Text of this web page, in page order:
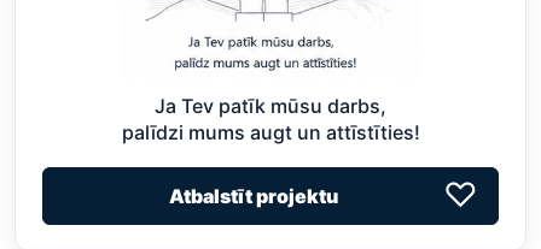
Ja Tev patīk mūsu darbs,
palīdzi mums augt un attīstīties!
Atbalstīt projektu ♡